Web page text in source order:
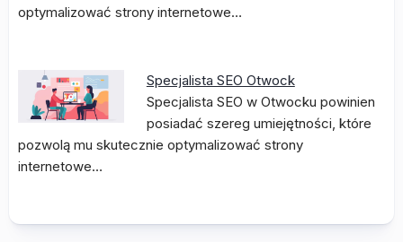
optymalizować strony internetowe…
Specjalista SEO Otwock
Specjalista SEO w Otwocku powinien
posiadać szereg umiejętności, które
pozwolą mu skutecznie optymalizować strony
internetowe…